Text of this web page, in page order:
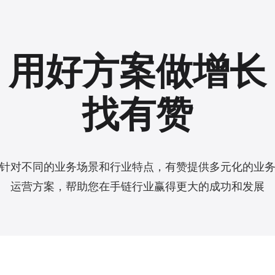
用好方案做增长
找有赞
针对不同的业务场景和行业特点，有赞提供多元化的业务
运营方案，帮助您在手链行业赢得更大的成功和发展